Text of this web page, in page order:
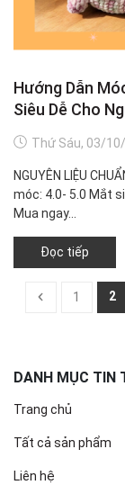
Hướng Dẫn
Siêu Dễ Cho
Thứ Sáu, 03/
NGUYÊN LIỆU
móc: 4.0- 5.0 Mắt
Mua ngay...
Đọc tiếp
1 2
DANH MỤC TIN
Trang chủ
Tất cả sản phẩm
Liên hệ